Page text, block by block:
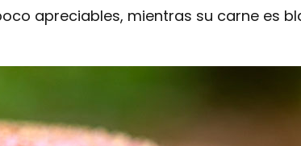
apreciables, mientras su carne es